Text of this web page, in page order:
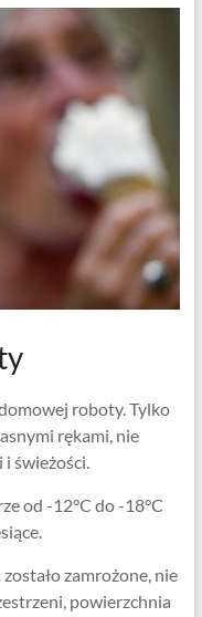
roboty. Tylko
rękami, nie
świeżości.
od -12°C do -18°C
zamrożone, nie
powierzchnia